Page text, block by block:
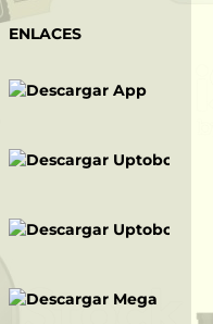
ENLACES